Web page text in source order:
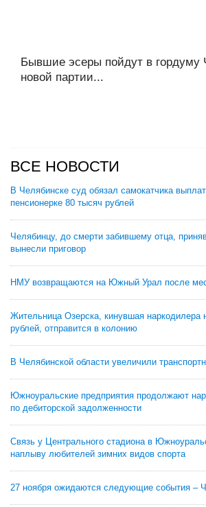
Бывшие эсеры пойдут в гордуму
новой партии...
ВСЕ НОВОСТИ
В Челябинске суд обязал самокатчика
пенсионерке 80 тысяч рублей
Челябинцу, до смерти забившему отца, приняв
вынесли приговор
НМУ возвращаются на Южный Урал после
Жительница Озерска, кинувшая наркодилера
рублей, отправится в колонию
В Челябинской области увеличили
Южноуральские предприятия продолжают
по дебиторской задолженности
Связь у Центрального стадиона в
наплыву любителей зимних видов спорта
27 ноября ожидаются следующие события –